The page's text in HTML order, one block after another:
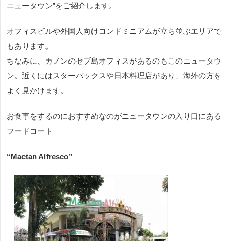
ニュータウン”をご紹介します。
オフィスビルや外国人向けコンドミニアムが立ち並ぶエリアで
もあります。
ちなみに、カノンのセブ島オフィスがあるのもこのニュータウ
ン。近くにはスターバックスや日本料理店があり、海外の方を
よく見かけます。
お食事をするのにおすすめなのがニュータウンの入り口にある
フードコート
“Mactan Alfresco”